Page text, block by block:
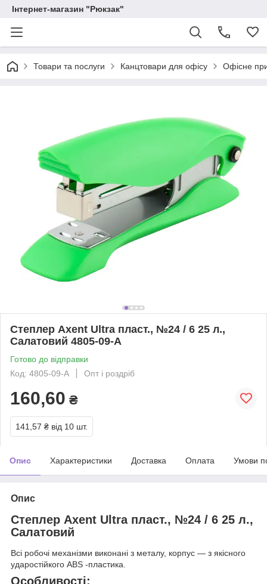
Інтернет-магазин "Рюкзак"
Товари та послуги Канцтовари для офісу Офісне
Степлер Axent Ultra пласт., №24 / 6 25 л.,
Салатовий 4805-09-A
Готово до відправки
Код: 4805-09-A
Опт і роздріб
160,60 ₴
141,57 ₴ від 10 шт.
Опис Характеристики Доставка Оплата Умови
Опис
Степлер Axent Ultra пласт., №24 / 6 25 л.,
Салатовий
Всі робочі механізми виконані з металу, корпус — з якісного
ударостійкого ABS -пластика.
Особливості: